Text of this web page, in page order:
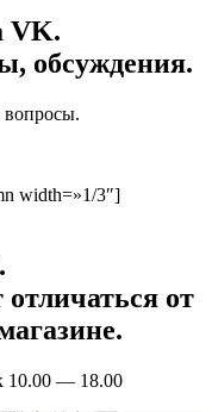
VK.
обсуждения.
вопросы.
width=»1/3″]
от
— 18.00